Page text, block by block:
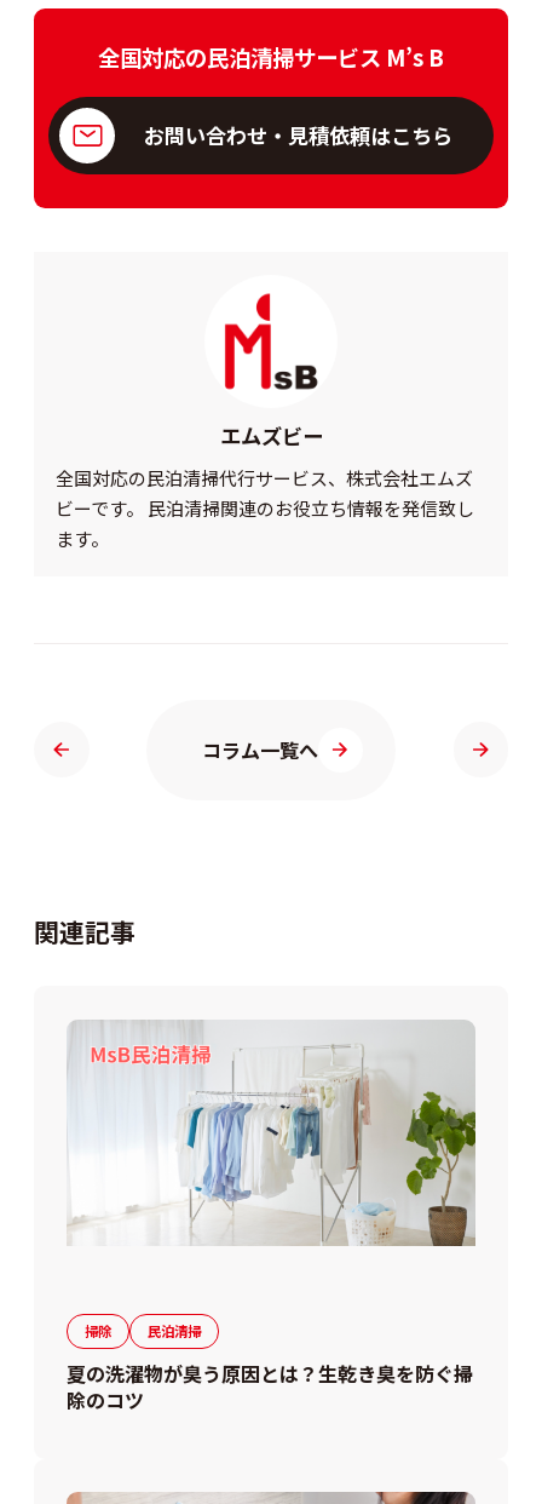
全国対応の民泊清掃サービス M’s B
お問い合わせ・見積依頼はこちら
エムズビー
全国対応の民泊清掃代行サービス、株式会社エムズ
ビーです。 民泊清掃関連のお役立ち情報を発信致し
ます。
コラム一覧へ
関連記事
掃除 民泊清掃
夏の洗濯物が臭う原因とは？生乾き臭を防ぐ掃
除のコツ